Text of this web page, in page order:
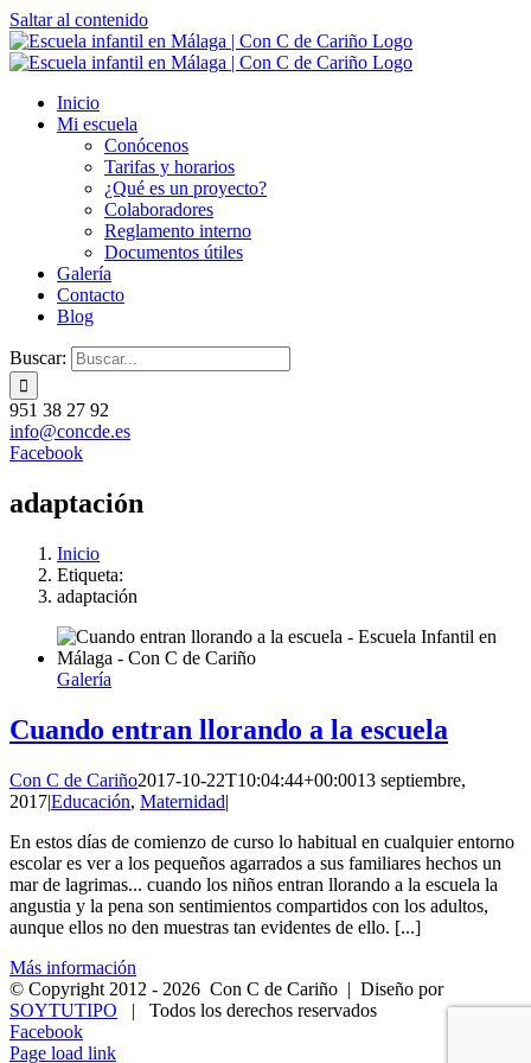
Saltar al contenido
Inicio
Mi escuela
Conócenos
Tarifas y horarios
¿Qué es un proyecto?
Colaboradores
Reglamento interno
Documentos útiles
Galería
Contacto
Blog
Buscar:
951 38 27 92
info@concde.es
Facebook
adaptación
Inicio
Etiqueta:
adaptación
Galería
Cuando entran llorando a la escuela
Con C de Cariño2017-10-22T10:04:44+00:0013 septiembre,
2017|Educación, Maternidad|
En estos días de comienzo de curso lo habitual en cualquier entorno
escolar es ver a los pequeños agarrados a sus familiares hechos un
mar de lagrimas... cuando los niños entran llorando a la escuela la
angustia y la pena son sentimientos compartidos con los adultos,
aunque ellos no den muestras tan evidentes de ello. [...]
Más información
© Copyright 2012 - 2026 Con C de Cariño | Diseño por
SOYTUTIPO | Todos los derechos reservados
Facebook
Page load link